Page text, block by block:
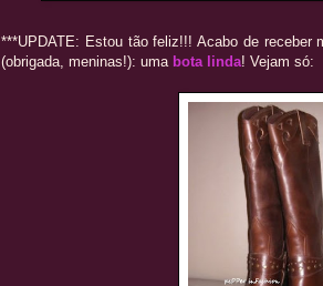
***UPDATE: Estou tão feliz!!! Acabo de receber
(obrigada, meninas!): uma bota linda! Vejam só: